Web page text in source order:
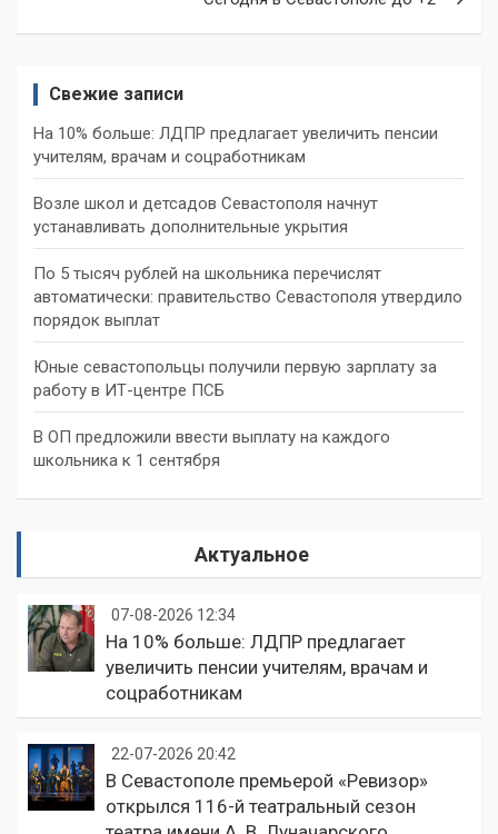
Свежие записи
На 10% больше: ЛДПР предлагает увеличить пенсии
учителям, врачам и соцработникам
Возле школ и детсадов Севастополя начнут
устанавливать дополнительные укрытия
По 5 тысяч рублей на школьника перечислят
автоматически: правительство Севастополя утвердило
порядок выплат
Юные севастопольцы получили первую зарплату за
работу в ИТ-центре ПСБ
В ОП предложили ввести выплату на каждого
школьника к 1 сентября
Актуальное
07-08-2026 12:34
На 10% больше: ЛДПР предлагает
увеличить пенсии учителям, врачам и
соцработникам
22-07-2026 20:42
В Севастополе премьерой «Ревизор»
открылся 116-й театральный сезон